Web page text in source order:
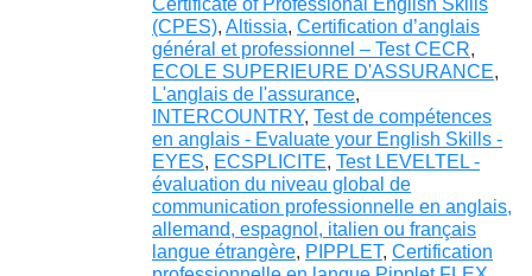
(CPES), Altissia, Certification d’anglais
général et professionnel – Test CECR,
ECOLE SUPERIEURE D'ASSURANCE,
L'anglais de l'assurance,
INTERCOUNTRY, Test de compétences
en anglais - Evaluate your English Skills -
EYES, ECSPLICITE, Test LEVELTEL -
évaluation du niveau global de
communication professionnelle en anglais,
allemand, espagnol, italien ou français
langue étrangère, PIPPLET, Certification